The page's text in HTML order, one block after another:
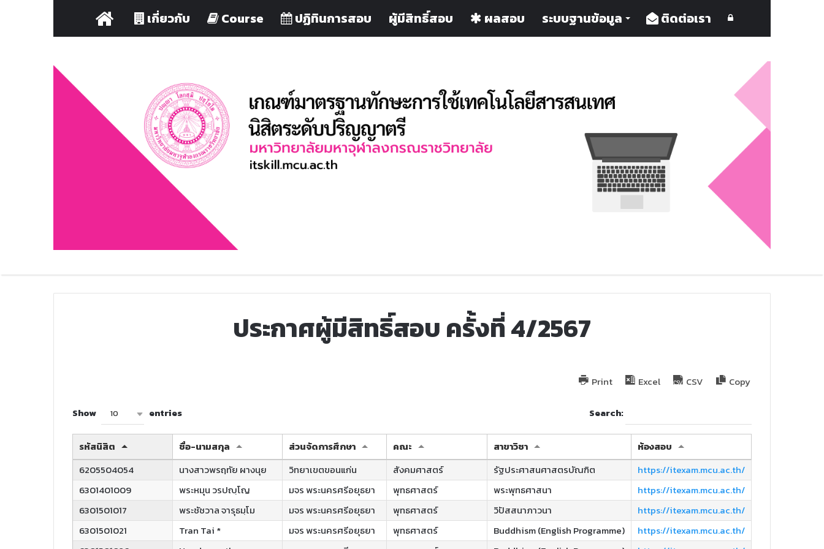
หน้า
เกี่ยวกับ Course ปฏิทินการสอบ ผู้มีสิทธิ์สอบ ผลสอบ ระบบฐานข้อมูล ติดต่อเรา
ประกาศผู้มีสิทธิ์สอบ ครั้งที่ 4/2567
Print Excel CSV Copy
Show 10 entries Search:
รหัสนิสิต ชื่อ-นามสกุล ส่วนจัดการศึกษา คณะ สาขาวิชา
ห้องสอบ
6205504054
นางสาวพรฤทัย ผางนุย วิทยาเขตขอนแก่น สังคมศาสตร์ รัฐประศาสนศาสตรบัณฑิต
https://itexam.mcu.ac.th/
6301401009
พระหมุน วรปญฺโญ มจร พระนครศรีอยุธยา พุทธศาสตร์ พระพุทธศาสนา
https://itexam.mcu.ac.th/
6301501017
พระชัชวาล จารุธมฺโม มจร พระนครศรีอยุธยา พุทธศาสตร์ วิปัสสนาภาวนา
https://itexam.mcu.ac.th/
6301501021
Tran Tai * มจร พระนครศรีอยุธยา พุทธศาสตร์ Buddhism (English Programme)
https://itexam.mcu.ac.th/